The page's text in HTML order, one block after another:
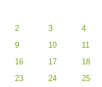
2
3 4
9
10 11
16
17 18
23
24 25